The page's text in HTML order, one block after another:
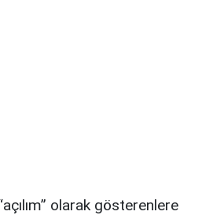
olarak gösterenlere